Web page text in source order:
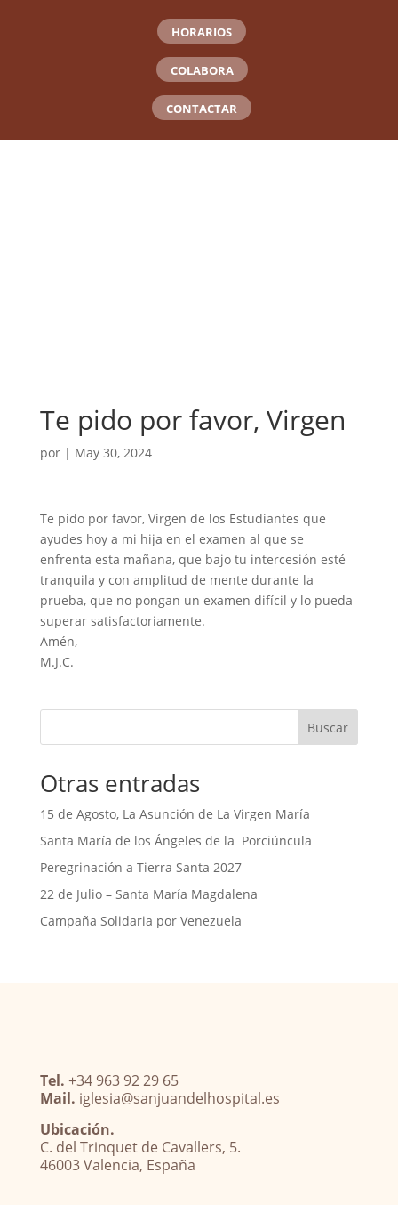
HORARIOS
COLABORA
CONTACTAR
Te pido por favor, Virgen
por | May 30, 2024
Te pido por favor, Virgen de los Estudiantes que
ayudes hoy a mi hija en el examen al que se
enfrenta esta mañana, que bajo tu intercesión esté
tranquila y con amplitud de mente durante la
prueba, que no pongan un examen difícil y lo pueda
superar satisfactoriamente.
Amén,
M.J.C.
Buscar
Otras entradas
15 de Agosto, La Asunción de La Virgen María
Santa María de los Ángeles de la Porciúncula
Peregrinación a Tierra Santa 2027
22 de Julio – Santa María Magdalena
Campaña Solidaria por Venezuela
Tel. +34 963 92 29 65
Mail. iglesia@sanjuandelhospital.es
Ubicación.
C. del Trinquet de Cavallers, 5.
46003 Valencia, España